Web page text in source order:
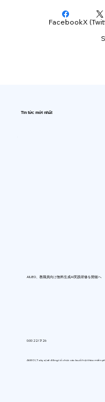
FacebookX
Tin tức mới nhất
AIUEO、教職員向け無料生成AI実践研修を開催へ
0:00 22/7/26
AIUEO (Tokyo) sẽ đồng tổ chức các buổi hội thảo miễn